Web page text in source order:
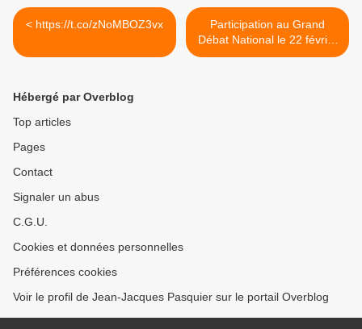
< https://t.co/zNoMBOZ3vx
Participation au Grand
Débat National le 22 février
2019 sur Annecy >
Hébergé par Overblog
Top articles
Pages
Contact
Signaler un abus
C.G.U.
Cookies et données personnelles
Préférences cookies
Voir le profil de Jean-Jacques Pasquier sur le portail Overblog